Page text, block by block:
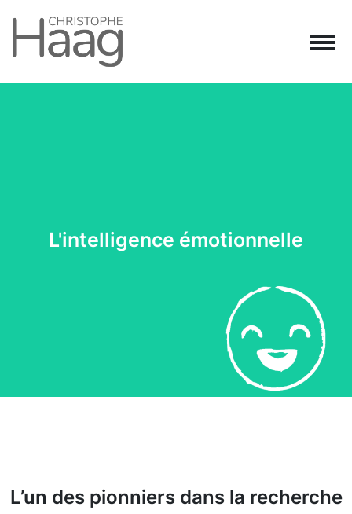
Navigation principale
L'intelligence émotionnelle
L’un des pionniers dans la recherche